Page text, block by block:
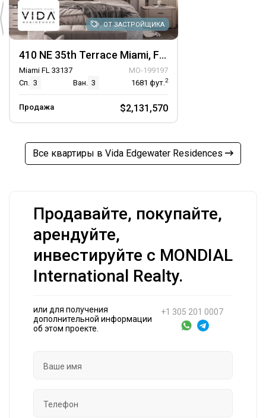
ОТ ЗАСТРОЙЩИКА
410 NE 35th Terrace Miami, FL 33137, Unit 801
Miami FL 33137
MO-199197
Сп. 3 Ван. 3 1681 фут.2
Продажа $2,131,570
Все квартиры в Vida Edgewater Residences
Продавайте, покупайте,
арендуйте,
инвестируйте с MONDIAL
International Realty.
или для получения
дополнительной информации
об этом проекте.
+1 305 201 0007